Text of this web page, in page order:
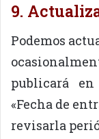
9.
Podemos
publicará
«Fecha de
revisarla